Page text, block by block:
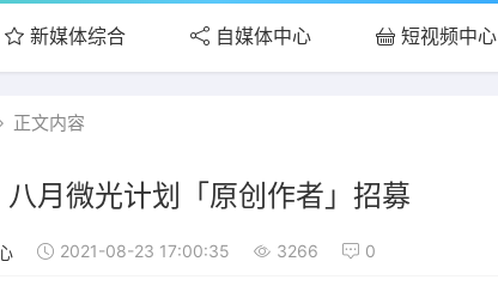
新媒体综合 自媒体中心 短视频中心
正文内容
月微光计划「原创作者」招募
2021-08-23 17:00:35 3266 0